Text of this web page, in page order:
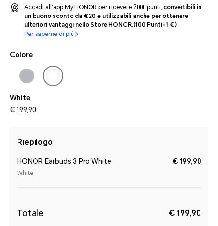
Accedi all'app My HONOR per ricevere 2000 punti, convertibili in
un buono sconto da €20 e utilizzabili anche per ottenere
ulteriori vantaggi nello Store HONOR.(100 Punti=1 €)
Per saperne di più
Colore
White
€ 199,90
Riepilogo
HONOR Earbuds 3 Pro White
White
€ 199,90
Totale € 199,90